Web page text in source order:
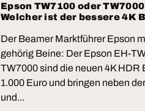
Epson TW7100 oder
Welcher ist der bessere 4K
Der Beamer Marktführer Epson
gehörig Beine: Der Epson EH-
TW7000 sind die neuen 4K HDR
1.000 Euro und bringen neben
und...